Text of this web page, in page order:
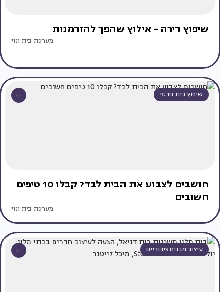
שיפוץ דירה - אילוץ שהפך להזדמנות
מערכת בית ונוי
שיפוץ בית פרטי
חושבים לצבוע את הבית לבד? קבלו 10 טיפים
חשובים
מערכת בית ונוי
עיצוב מבנים ציבוריים